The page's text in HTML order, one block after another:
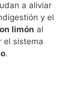
a aliviar
y el
limón al
el sistema
.